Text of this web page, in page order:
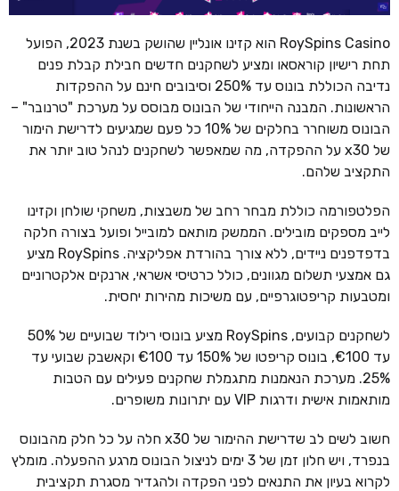
RoySpins Casino הוא קזינו אונליין שהושק בשנת 2023, הפועל
תחת רישיון קוראסאו ומציע לשחקנים חדשים חבילת קבלת פנים
נדיבה הכוללת בונוס עד 250% וסיבובים חינם על ההפקדות
הראשונות. המבנה הייחודי של הבונוס מבוסס על מערכת "טרנובר" –
הבונוס משוחרר בחלקים של 10% כל פעם שמגיעים לדרישת הימור
של x30 על ההפקדה, מה שמאפשר לשחקנים לנהל טוב יותר את
התקציב שלהם.
הפלטפורמה כוללת מבחר רחב של משבצות, משחקי שולחן וקזינו
לייב מספקים מובילים. הממשק מותאם למובייל ופועל בצורה חלקה
בדפדפנים ניידים, ללא צורך בהורדת אפליקציה. RoySpins מציע
גם אמצעי תשלום מגוונים, כולל כרטיסי אשראי, ארנקים אלקטרוניים
ומטבעות קריפטוגרפיים, עם משיכות מהירות יחסית.
לשחקנים קבועים, RoySpins מציע בונוסי רילוד שבועיים של 50%
עד €100, בונוס קריפטו של 150% עד €100 וקאשבק שבועי עד
25%. מערכת הנאמנות מתגמלת שחקנים פעילים עם הטבות
מותאמות אישית ודרגות VIP עם יתרונות משופרים.
חשוב לשים לב שדרישת ההימור של x30 חלה על כל חלק מהבונוס
בנפרד, ויש חלון זמן של 3 ימים לניצול הבונוס מרגע ההפעלה. מומלץ
לקרוא בעיון את התנאים לפני הפקדה ולהגדיר מסגרת תקציבית